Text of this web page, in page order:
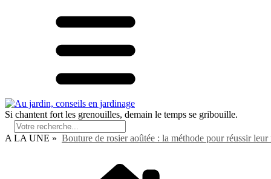
Si chantent fort les grenouilles, demain le temps se gribouille.
A LA UNE » Bouture de rosier aoûtée : la méthode pour réussir